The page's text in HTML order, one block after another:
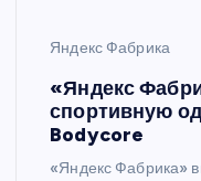
Яндекс Фабрика
«Яндекс
спортивную
Bodycore
«Яндекс Фабрика»